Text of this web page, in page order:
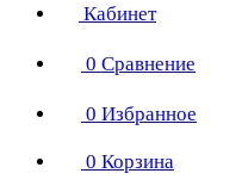
Кабинет
0 Сравнение
0 Избранное
0 Корзина